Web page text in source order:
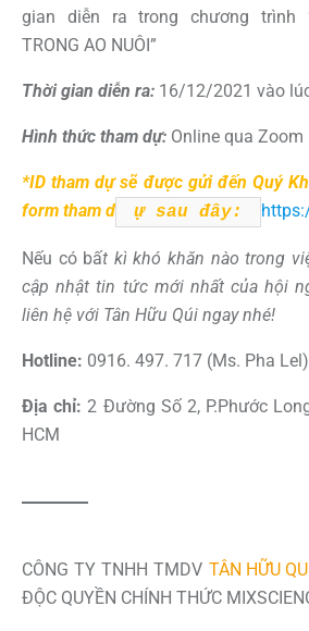
gian diễn ra trong chương trình
TRONG AO NUÔI”
Thời gian diễn ra: 16/12/2021 vào
Hình thức tham dự: Online qua Zoom
*ID tham dự sẽ được gửi đến Quý
form tham d
ự sau đây:
Nếu có bất kì khó khăn nào trong
cập nhật tin tức mới nhất của hội
liên hệ với Tân Hữu Qúi ngay nhé!
Hotline: 0916. 497. 717 (Ms. Pha Lel)
Địa chỉ:2 Đường Số 2, P.Phước
HCM
CÔNG TY TNHH TMDV TÂN HỮU
ĐỘC QUYỀN CHÍNH THỨC